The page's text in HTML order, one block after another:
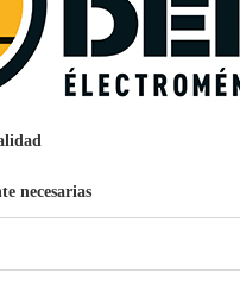
1,1L Limpia Sofás
159€ 96
Pago aplazos
EcoTank EPSON ET-
necesarias